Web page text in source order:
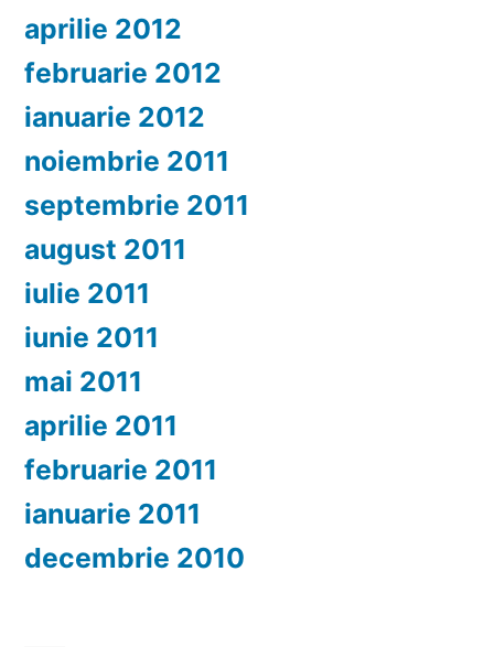
aprilie 2012
februarie 2012
ianuarie 2012
noiembrie 2011
septembrie 2011
august 2011
iulie 2011
iunie 2011
mai 2011
aprilie 2011
februarie 2011
ianuarie 2011
decembrie 2010